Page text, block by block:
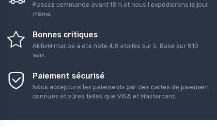
Passez commande avant 18 h et nous l'expédierons le jour
même.
Bonnes critiques
AktivWinter.be a été noté 4,8 étoiles sur 5 . Basé sur 810
avis.
Paiement sécurisé
Nous acceptons les paiements par des cartes de paiement
connues et sûres telles que VISA et Mastercard.